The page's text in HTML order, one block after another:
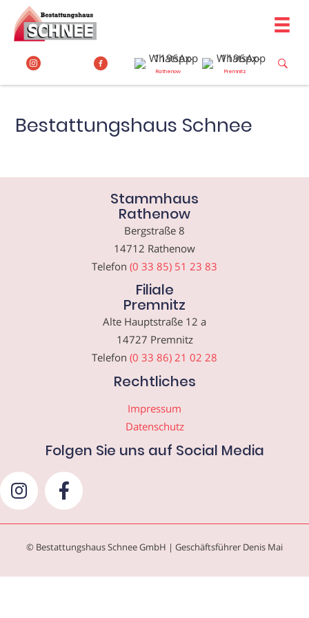
Inhalt
springen
Rathenow Premnitz
Bestattungshaus Schnee
Stammhaus
Rathenow
Bergstraße 8
14712 Rathenow
Telefon (0 33 85) 51 23 83
Filiale
Premnitz
Alte Hauptstraße 12 a
14727 Premnitz
Telefon (0 33 86) 21 02 28
Rechtliches
Impressum
Datenschutz
Folgen Sie uns auf Social Media
© Bestattungshaus Schnee GmbH | Geschäftsführer Denis Mai